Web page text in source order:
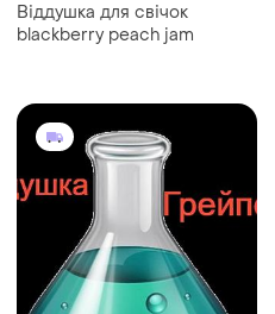
Віддушка для свічок
blackberry peach jam